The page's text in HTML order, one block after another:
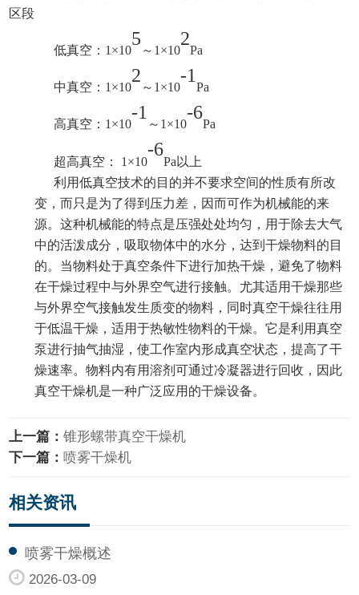
区段
低真空： 1×10
5
～ 1×10
2
Pa
中真空： 1×10
2
～ 1×10
-1
Pa
高真空： 1×10
-1
～ 1×10
-6
Pa
超高真空： 1×10
-6
Pa以上
利用低真空技术的目的并不要求空间的性质有所改
变，而只是为了得到压力差，因而可作为机械能的来
源。这种机械能的特点是压强处处均匀，用于除去大气
中的活泼成分，吸取物体中的水分，达到干燥物料的目
的。当物料处于真空条件下进行加热干燥，避免了物料
在干燥过程中与外界空气进行接触。尤其适用干燥那些
与外界空气接触发生质变的物料，同时真空干燥往往用
于低温干燥，适用于热敏性物料的干燥。它是利用真空
泵进行抽气抽湿，使工作室内形成真空状态，提高了干
燥速率。物料内有用溶剂可通过冷凝器进行回收，因此
真空干燥机是一种广泛应用的干燥设备。
上一篇：锥形螺带真空干燥机
下一篇：喷雾干燥机
相关资讯
喷雾干燥概述
2026-03-09